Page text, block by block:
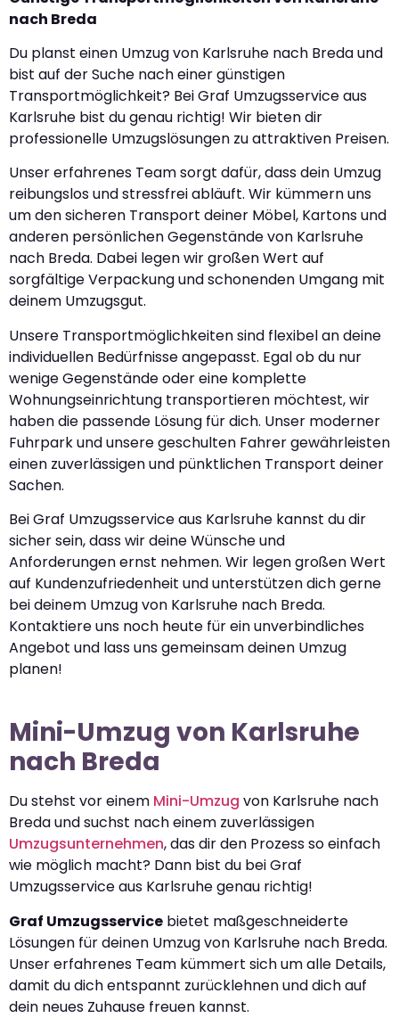
nach Breda
Du planst einen Umzug von Karlsruhe nach Breda und
bist auf der Suche nach einer günstigen
Transportmöglichkeit? Bei Graf Umzugsservice aus
Karlsruhe bist du genau richtig! Wir bieten dir
professionelle Umzugslösungen zu attraktiven Preisen.
Unser erfahrenes Team sorgt dafür, dass dein Umzug
reibungslos und stressfrei abläuft. Wir kümmern uns
um den sicheren Transport deiner Möbel, Kartons und
anderen persönlichen Gegenstände von Karlsruhe
nach Breda. Dabei legen wir großen Wert auf
sorgfältige Verpackung und schonenden Umgang mit
deinem Umzugsgut.
Unsere Transportmöglichkeiten sind flexibel an deine
individuellen Bedürfnisse angepasst. Egal ob du nur
wenige Gegenstände oder eine komplette
Wohnungseinrichtung transportieren möchtest, wir
haben die passende Lösung für dich. Unser moderner
Fuhrpark und unsere geschulten Fahrer gewährleisten
einen zuverlässigen und pünktlichen Transport deiner
Sachen.
Bei Graf Umzugsservice aus Karlsruhe kannst du dir
sicher sein, dass wir deine Wünsche und
Anforderungen ernst nehmen. Wir legen großen Wert
auf Kundenzufriedenheit und unterstützen dich gerne
bei deinem Umzug von Karlsruhe nach Breda.
Kontaktiere uns noch heute für ein unverbindliches
Angebot und lass uns gemeinsam deinen Umzug
planen!
Mini-Umzug von Karlsruhe
nach Breda
Du stehst vor einem Mini-Umzug von Karlsruhe nach
Breda und suchst nach einem zuverlässigen
Umzugsunternehmen, das dir den Prozess so einfach
wie möglich macht? Dann bist du bei Graf
Umzugsservice aus Karlsruhe genau richtig!
Graf Umzugsservice bietet maßgeschneiderte
Lösungen für deinen Umzug von Karlsruhe nach Breda.
Unser erfahrenes Team kümmert sich um alle Details,
damit du dich entspannt zurücklehnen und dich auf
dein neues Zuhause freuen kannst.